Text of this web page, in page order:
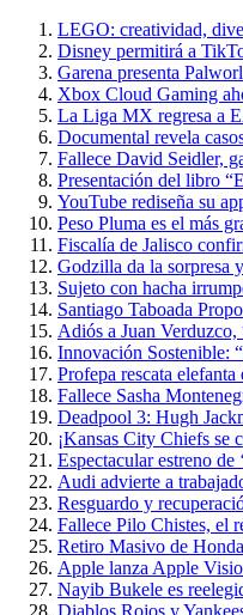
LEGO: creatividad,
Disney permitirá a
Garena presenta
Xbox Cloud Gaming
La Liga MX regresa a
Documental revela
Fallece David Seidler,
Presentación del libro
YouTube rediseña su
Peso Pluma es el más
Fiscalía de Jalisco
Godzilla da la sorpresa
Sujeto con hacha
Santiago Taboada
Adiós a Juan
Innovación Sostenible:
Profepa rescata
Fallece Sasha
Deadpool 3: Hugh
¡Kansas City Chiefs se
Espectacular estreno
Audi advierte a
Resguardo y
Fallece Pilo Chistes, el
Retiro Masivo de
Apple lanza Apple
Nayib Bukele es
Diablos Rojos y